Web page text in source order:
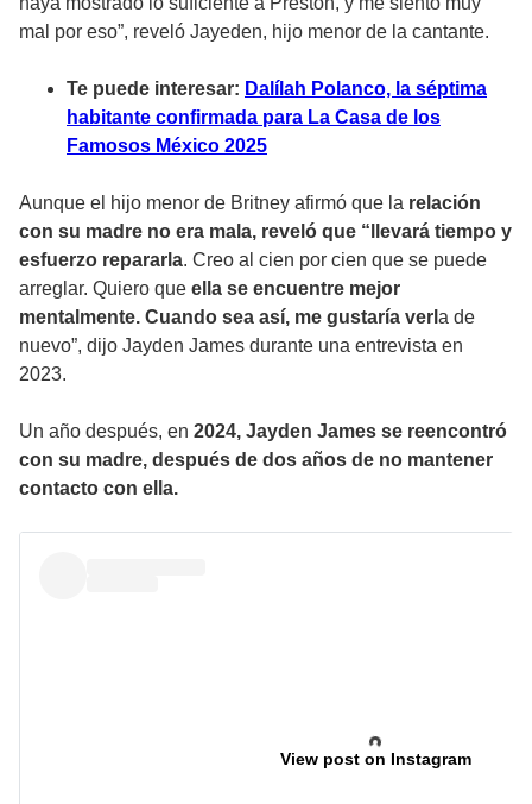
mal por eso”, reveló Jayeden, hijo menor de la cantante.
Te puede interesar: Dalílah Polanco, la séptima
habitante confirmada para La Casa de los
Famosos México 2025
Aunque el hijo menor de Britney afirmó que la relación
con su madre no era mala, reveló que “llevará tiempo y
esfuerzo repararla. Creo al cien por cien que se puede
arreglar. Quiero que ella se encuentre mejor
mentalmente. Cuando sea así, me gustaría verl a de
nuevo”, dijo Jayden James durante una entrevista en
2023.
Un año después, en 2024, Jayden James se reencontró
con su madre, después de dos años de no mantener
contacto con ella.
View post on Instagram